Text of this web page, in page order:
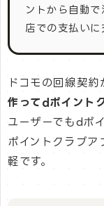
ントから自動
店での支払いに
ドコモの回線契約
作ってdポイント
ユーザーでもdポ
ポイントクラブア
軽です。